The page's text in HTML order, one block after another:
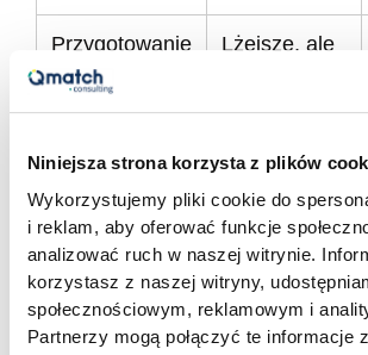
Niniejsza strona korzysta z plików
Wykorzystujemy pliki cookie do
i reklam, aby oferować funkcje
analizować ruch w naszej witrynie.
korzystasz z naszej witryny,
społecznościowym, reklamowym i
Partnerzy mogą połączyć te informacje
Przygotowanie
zespołu
Lżejsze, ale
w rutynę
W praktyce jedno nie wyklucza
Cykliczne mini-przeglądy własnymi